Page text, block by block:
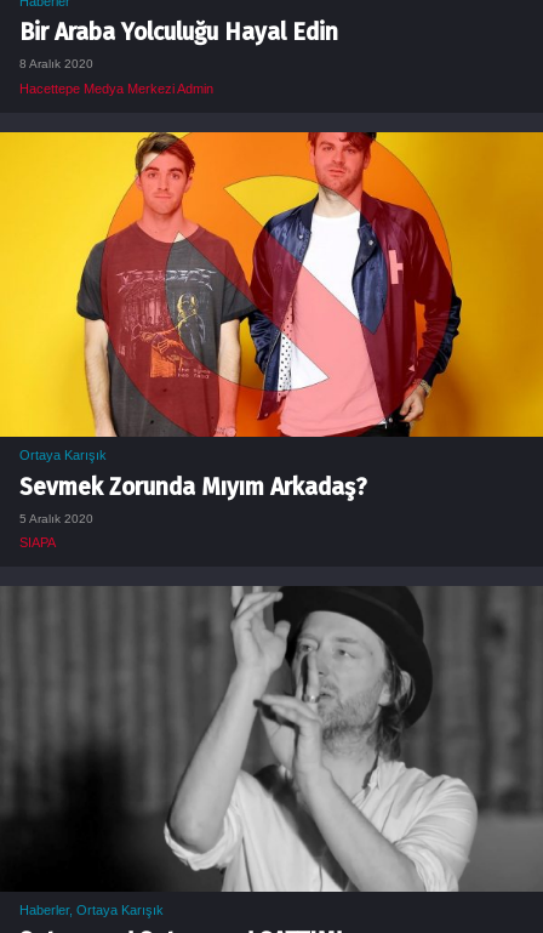
Bir Araba Yolculuğu Hayal Edin
8 Aralık 2020
Hacettepe Medya Merkezi Admin
Ortaya Karışık
Sevmek Zorunda Mıyım Arkadaş?
5 Aralık 2020
SIAPA
Haberler, Ortaya Karışık